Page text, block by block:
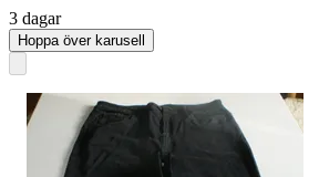
3 dagar
Hoppa över karusell